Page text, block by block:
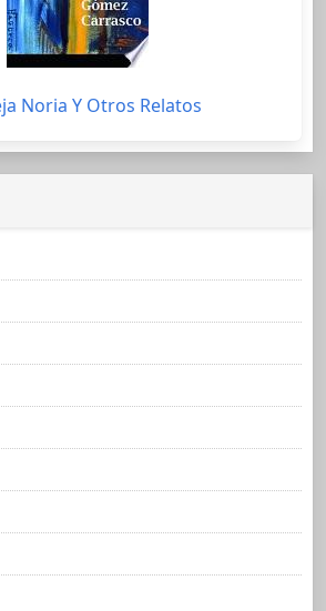
Noria Y Otros Relatos